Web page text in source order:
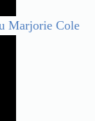
Marjorie Cole